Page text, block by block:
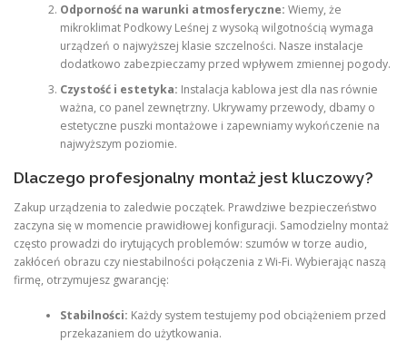
Odporność na warunki atmosferyczne: Wiemy, że
mikroklimat Podkowy Leśnej z wysoką wilgotnością wymaga
urządzeń o najwyższej klasie szczelności. Nasze instalacje
dodatkowo zabezpieczamy przed wpływem zmiennej pogody.
Czystość i estetyka: Instalacja kablowa jest dla nas równie
ważna, co panel zewnętrzny. Ukrywamy przewody, dbamy o
estetyczne puszki montażowe i zapewniamy wykończenie na
najwyższym poziomie.
Dlaczego profesjonalny montaż jest kluczowy?
Zakup urządzenia to zaledwie początek. Prawdziwe bezpieczeństwo
zaczyna się w momencie prawidłowej konfiguracji. Samodzielny montaż
często prowadzi do irytujących problemów: szumów w torze audio,
zakłóceń obrazu czy niestabilności połączenia z Wi-Fi. Wybierając naszą
firmę, otrzymujesz gwarancję:
Stabilności: Każdy system testujemy pod obciążeniem przed
przekazaniem do użytkowania.